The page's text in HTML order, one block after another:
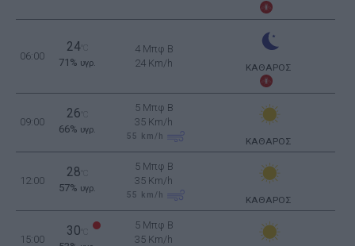
06:00
24°C
71% υγρ.
4 Μπφ B
24 Km/h
ΚΑΘΑΡΟΣ
09:00
26
66% υγρ.
5 Μπφ B
35 Km/h
55 km/h ΚΑΘΑΡΟΣ
12:00
28
57% υγρ.
5 Μπφ B
35 Km/h
55 km/h ΚΑΘΑΡΟΣ
15:00
30
5 Μπφ B
35 Km/h